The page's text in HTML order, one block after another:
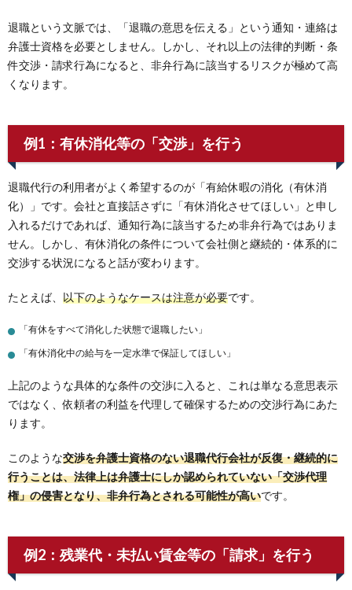
退職という文脈では、「退職の意思を伝える」という通知・連絡は
弁護士資格を必要としません。しかし、それ以上の法律的判断・条
件交渉・請求行為になると、非弁行為に該当するリスクが極めて高
くなります。
例1：有休消化等の「交渉」を行う
退職代行の利用者がよく希望するのが「有給休暇の消化（有休消
化）」です。会社と直接話さずに「有休消化させてほしい」と申し
入れるだけであれば、通知行為に該当するため非弁行為ではありま
せん。しかし、有休消化の条件について会社側と継続的・体系的に
交渉する状況になると話が変わります。
たとえば、 以下のようなケースは注意が必要です。
「有休をすべて消化した状態で退職したい」
「有休消化中の給与を一定水準で保証してほしい」
上記のような具体的な条件の交渉に入ると、これは単なる意思表示
ではなく、依頼者の利益を代理して確保するための交渉行為にあた
ります。
このような交渉を弁護士資格のない退職代行会社が反復・継続的に
行うことは、法律上は弁護士にしか認められていない「交渉代理
権」の侵害となり、非弁行為とされる可能性が高いです。
例2：残業代・未払い賃金等の「請求」を行う